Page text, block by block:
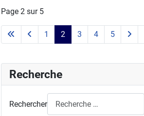
Page 2 sur 5
1 2 3 4 5
Recherche
Rechercher